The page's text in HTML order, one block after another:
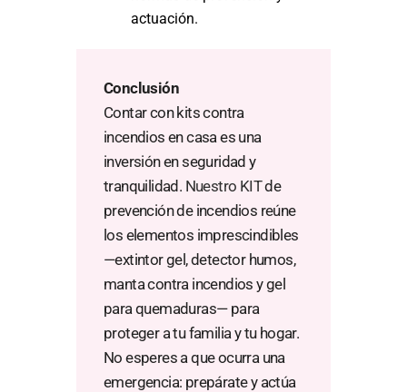
actuación.
Conclusión
Contar con kits contra
incendios en casa es una
inversión en seguridad y
tranquilidad. Nuestro KITde
prevención de incendios reúne
los elementos imprescindibles
—extintor gel, detector humos,
manta contra incendios y gel
para quemaduras— para
proteger a tu familia y tu hogar.
No esperes a que ocurra una
emergencia: prepárate y actúa